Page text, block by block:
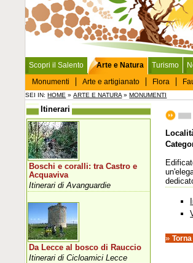
Scopri il Salento
Arte e Natura
Monumenti
Arte e artigianato Flora
Turismo
SEI IN:HOME »ARTE E NATURA »MONUMENTI
»
Itinerari
Boschi e coralli: tra Castro e
Acquaviva
Itinerari di Avanguardie
Da Lecce al bosco di Rauccio
Itinerari di Cicloamici Lecce